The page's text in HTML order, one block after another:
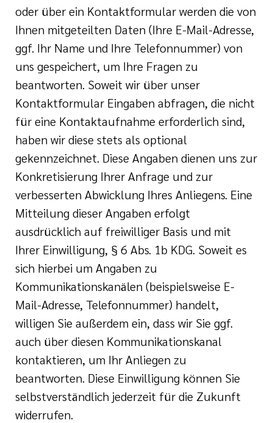
oder über ein Kontaktformular werden die von
Ihnen mitgeteilten Daten (Ihre E-Mail-Adresse,
ggf. Ihr Name und Ihre Telefonnummer) von
uns gespeichert, um Ihre Fragen zu
beantworten. Soweit wir über unser
Kontaktformular Eingaben abfragen, die nicht
für eine Kontaktaufnahme erforderlich sind,
haben wir diese stets als optional
gekennzeichnet. Diese Angaben dienen uns zur
Konkretisierung Ihrer Anfrage und zur
verbesserten Abwicklung Ihres Anliegens. Eine
Mitteilung dieser Angaben erfolgt
ausdrücklich auf freiwilliger Basis und mit
Ihrer Einwilligung, § 6 Abs. 1b KDG. Soweit es
sich hierbei um Angaben zu
Kommunikationskanälen (beispielsweise E-
Mail-Adresse, Telefonnummer) handelt,
willigen Sie außerdem ein, dass wir Sie ggf.
auch über diesen Kommunikationskanal
kontaktieren, um Ihr Anliegen zu
beantworten. Diese Einwilligung können Sie
selbstverständlich jederzeit für die Zukunft
widerrufen.